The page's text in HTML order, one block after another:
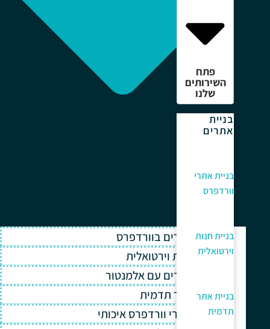
פתח
השירותים
שלנו
בניית
אתרים
בניית אתרי
וורדפרס
בניית חנות
וירטואלית
בניית אתר
תדמית
בניית אתרים בוורדפרס
בניית חנות וירטואלית
בניית אתרים עם אלמנטור
בניית אתר תדמית
אחסון אתרי וורדפרס איכותי